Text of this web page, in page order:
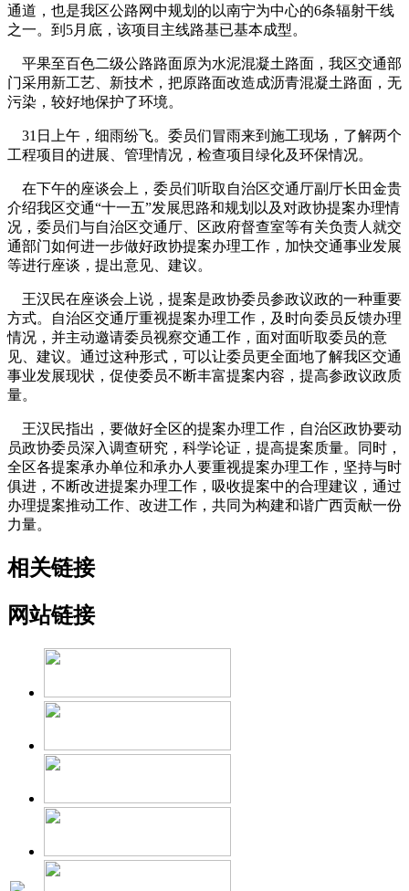
通道，也是我区公路网中规划的以南宁为中心的6条辐射干线
之一。到5月底，该项目主线路基已基本成型。
平果至百色二级公路路面原为水泥混凝土路面，我区交通部
门采用新工艺、新技术，把原路面改造成沥青混凝土路面，无
污染，较好地保护了环境。
31日上午，细雨纷飞。委员们冒雨来到施工现场，了解两个
工程项目的进展、管理情况，检查项目绿化及环保情况。
在下午的座谈会上，委员们听取自治区交通厅副厅长田金贵
介绍我区交通“十一五”发展思路和规划以及对政协提案办理情
况，委员们与自治区交通厅、区政府督查室等有关负责人就交
通部门如何进一步做好政协提案办理工作，加快交通事业发展
等进行座谈，提出意见、建议。
王汉民在座谈会上说，提案是政协委员参政议政的一种重要
方式。自治区交通厅重视提案办理工作，及时向委员反馈办理
情况，并主动邀请委员视察交通工作，面对面听取委员的意
见、建议。通过这种形式，可以让委员更全面地了解我区交通
事业发展现状，促使委员不断丰富提案内容，提高参政议政质
量。
王汉民指出，要做好全区的提案办理工作，自治区政协要动
员政协委员深入调查研究，科学论证，提高提案质量。同时，
全区各提案承办单位和承办人要重视提案办理工作，坚持与时
俱进，不断改进提案办理工作，吸收提案中的合理建议，通过
办理提案推动工作、改进工作，共同为构建和谐广西贡献一份
力量。
相关链接
网站链接